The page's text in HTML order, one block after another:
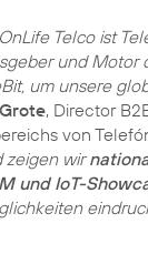
Telco ist
und Motor
um unsere
, Director
von
zeigen wir
und IoT-